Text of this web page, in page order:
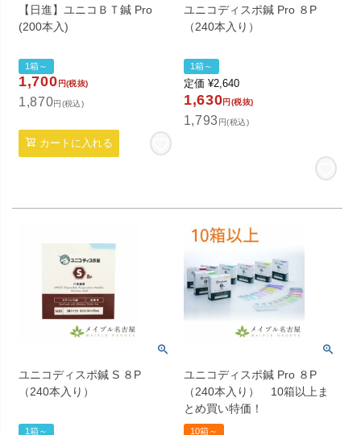
【日進】ユニコＢＴ鍼 Pro
(200本入)
1箱～
1,700 円(税抜)
1,870円(税込)
カートに入れる
ユニコディスポ鍼 Pro ８P
（240本入り）
1箱～
定価 ¥2,640
1,630円(税抜)
1,793 円(税込)
ユニコディスポ鍼 S ８P
（240本入り）
1箱～
ユニコディスポ鍼 Pro ８P
（240本入り） 10箱以上ま
とめ買い特価！
10箱～